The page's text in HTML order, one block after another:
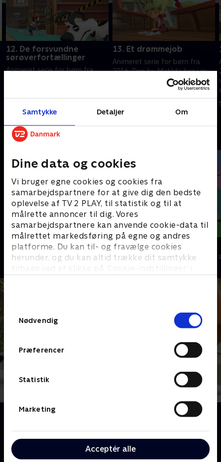
Samtykke Detaljer Om
Dine data og cookies
Vi bruger egne cookies og cookies fra
samarbejdspartnere for at give dig den bedste
oplevelse af TV 2 PLAY, til statistik og til at
målrette annoncer til dig. Vores
samarbejdspartnere kan anvende cookie-data til
målrettet markedsføring på egne og andres
platforme. Du kan til- og fravælge cookies
herunder, og du kan altid trække dit samtykke
tilbage ved at klikke på ’Cookie-indstillinger’ i
Nødvendig
Præferencer
Statistik
Marketing
Acceptér alle
12. De forsvundne
sørøverfortællinger
Animeret serie for børn fra
ankommer der en
5. marts 2026 • 11 min
13. Et drømmejob
Animeret serie for børn fra
2016. Den by Matilda bor i er
vildt kedelig. Men så en dag
sørøverfamilie!
Andre så også
Geckos Garage
Børneserier • 2 sæsoner
Gurli Gris
Børneserier • 4
Om Sørøverne flytter ind
i er vildt kedelig. Men så en dag ankommer der en
sørøverfamilie!